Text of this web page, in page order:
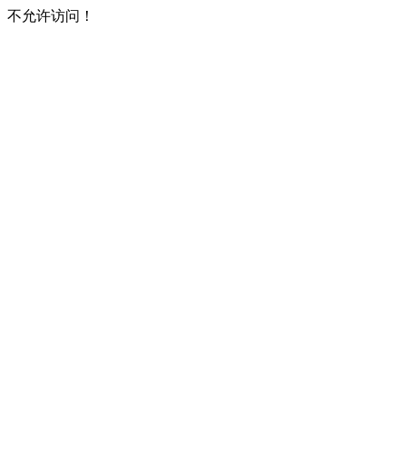
不允许访问！